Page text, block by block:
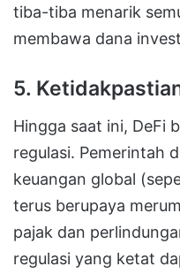
tiba-tiba menarik
membawa dana
5.
Hingga saat ini, DeFi
regulasi. Pemerintah
keuangan global
terus berupaya
pajak dan
regulasi yang ketat